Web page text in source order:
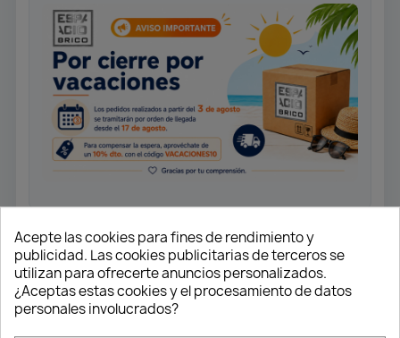
Ideal para cualquier solución de
puerta corredera:
Con guía oculta incrustada en falso
Acepte las cookies para fines de rendimiento y
publicidad. Las cookies publicitarias de terceros se
utilizan para ofrecerte anuncios personalizados.
¿Aceptas estas cookies y el procesamiento de datos
personales involucrados?